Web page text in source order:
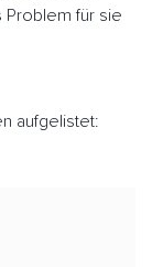
Problem für sie
aufgelistet: